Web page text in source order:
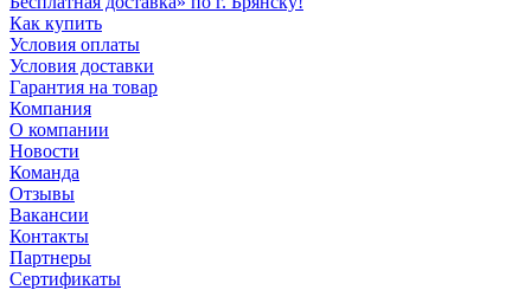
Как купить
Условия оплаты
Условия доставки
Гарантия на товар
Компания
О компании
Новости
Команда
Отзывы
Вакансии
Контакты
Партнеры
Сертификаты